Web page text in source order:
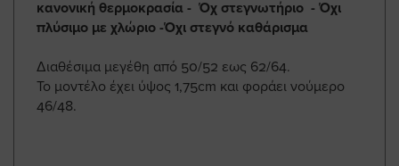
κανονική θερμοκρασία - Όχ στεγνωτήριο - Όχι
πλύσιμο με χλώριο -Όχι στεγνό καθάρισμα
Διαθέσιμα μεγέθη από 50/52 εως 62/64.
Το μοντέλο έχει ύψος 1,75cm και φοράει νούμερο
46/48.